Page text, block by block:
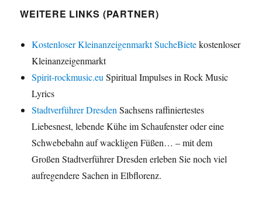
WEITERE LINKS (PARTNER)
Kostenloser Kleinanzeigenmarkt SucheBietekostenloser
Kleinanzeigenmarkt
Spirit-rockmusic.eu Spiritual Impulses in Rock Music
Lyrics
Stadtverführer Dresden Sachsens raffiniertestes
Liebesnest, lebende Kühe im Schaufenster oder eine
Schwebebahn auf wackligen Füßen… – mit dem
Großen Stadtverführer Dresden erleben Sie noch viel
aufregendere Sachen in Elbflorenz.